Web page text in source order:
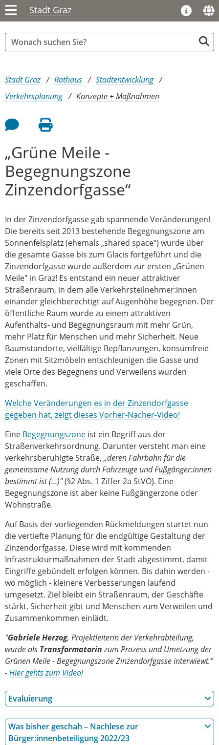
Stadt Graz
Sie sind hier:
Stadt Graz Rathaus
Stadtentwicklung
Verkehrsplanung
Konzepte + Maßnahmen
Feedback an Autor
Seite drucken
„Grüne Meile -
Begegnungszone
Zinzendorfgasse“
In der Zinzendorfgasse gab spannende Veränderungen!
Die bereits seit 2013 bestehende Begegnungszone am
Sonnenfelsplatz (ehemals „shared space") wurde über
die gesamte Gasse bis zum Glacis fortgeführt und die
Zinzendorfgasse wurde außerdem zur ersten „Grünen
Meile" in Graz! Es entstand ein neuer attraktiver
Straßenraum, in dem alle Verkehrsteilnehmer:innen
einander gleichberechtigt auf Augenhöhe begegnen. Der
öffentliche Raum wurde zu einem attraktiven
Aufenthalts- und Begegnungsraum mit mehr Grün,
mehr Platz für Menschen und mehr Sicherheit. Neue
Baumstandorte, vielfältige Bepflanzungen, konsumfreie
Zonen mit Sitzmöbeln entschleunigen die Gasse und
viele Orte des Begegnens und Verweilens wurden
geschaffen.
Welche Veränderungen es in der Zinzendorfgasse
gegeben hat, zeigt dieses Vorher-Nacher-Video!
Eine Begegnungszone ist ein Begriff aus der
Straßenverkehrsordnung. Darunter versteht man eine
verkehrsberuhigte Straße, „deren Fahrbahn für die
gemeinsame Nutzung durch Fahrzeuge und Fußgänger:innen
bestimmt ist (...)"(§2 Abs. 1 Ziffer 2a StVO). Eine
Begegnungszone ist aber keine Fußgängerzone oder
Wohnstraße.
Auf Basis der vorliegenden Rückmeldungen startet nun
die vertiefte Planung für die endgültige Gestaltung der
Zinzendorfgasse. Diese wird mit kommenden
Infrastrukturmaßnahmen der Stadt abgestimmt, damit
Eingriffe gebündelt erfolgen können. Bis dahin werden -
wo möglich - kleinere Verbesserungen laufend
umgesetzt. Ziel bleibt ein Straßenraum, der Geschäfte
stärkt, Sicherheit gibt und Menschen zum Verweilen und
Zusammenkommen einlädt.
"Gabriele Herzog, Projektleiterin der Verkehrabteilung,
wurde als Transformatorinzum Prozess und Umetzung der
Grünen Meile - Begegnungszone Zinzendorfgasse interwiewt."
-Hier gehts zum Video!
Evaluierung
Was bisher geschah – Nachlese zur
Bürger:innenbeteiligung 2022/23